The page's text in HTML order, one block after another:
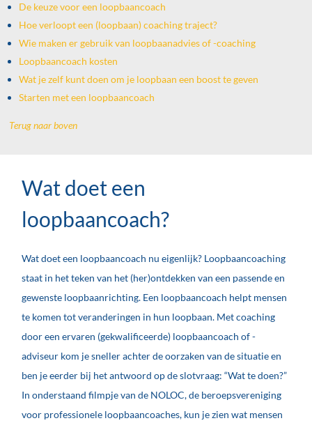
De keuze voor een loopbaancoach
Hoe verloopt een (loopbaan) coaching traject?
Wie maken er gebruik van loopbaanadvies of -coaching
Loopbaancoach kosten
Wat je zelf kunt doen om je loopbaan een boost te geven
Starten met een loopbaancoach
Terug naar boven
Wat doet een
loopbaancoach?
Wat doet een loopbaancoach nu eigenlijk? Loopbaancoaching
staat in het teken van het (her)ontdekken van een passende en
gewenste loopbaanrichting. Een loopbaancoach helpt mensen
te komen tot veranderingen in hun loopbaan. Met coaching
door een ervaren (gekwalificeerde) loopbaancoach of -
adviseur kom je sneller achter de oorzaken van de situatie en
ben je eerder bij het antwoord op de slotvraag: “Wat te doen?”
In onderstaand filmpje van de NOLOC, de beroepsvereniging
voor professionele loopbaancoaches, kun je zien wat mensen